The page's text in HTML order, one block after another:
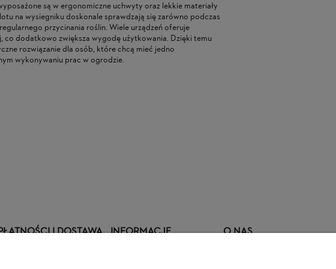
są w ergonomiczne uchwyty oraz lekkie materiały
na wysiegniku doskonale sprawdzają się zarówno podczas
przycinania roślin. Wiele urządzeń oferuje
co dodatkowo zwiększa wygodę użytkowania. Dzięki temu
rozwiązanie dla osób, które chcą mieć jedno
wykonywaniu prac w ogrodzie.
I DOSTAWA INFORMACJE O NAS